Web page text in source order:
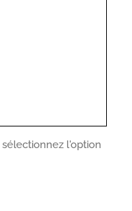
l'option